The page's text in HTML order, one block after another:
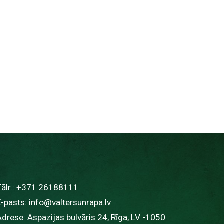
+371 26188111
pasts: info@valtersunrapa.lv
Aspazijas bulvāris 24, Rīga, LV -1050